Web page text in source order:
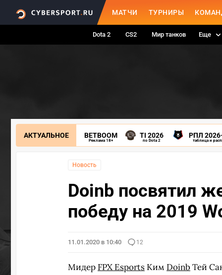
МАТЧИ ТУРНИРЫ
Dota 2 CS2 Мир танков Еще
АКТУАЛЬНОЕ BETBOOM
Реклама 18+
TI 2026
по Dota 2
РПЛ
таблица и
Новость
Doinb посвятил
победу на 2019
11.01.2020 в 10:40 12
Мидер FPX Esports Ким DoinbТей